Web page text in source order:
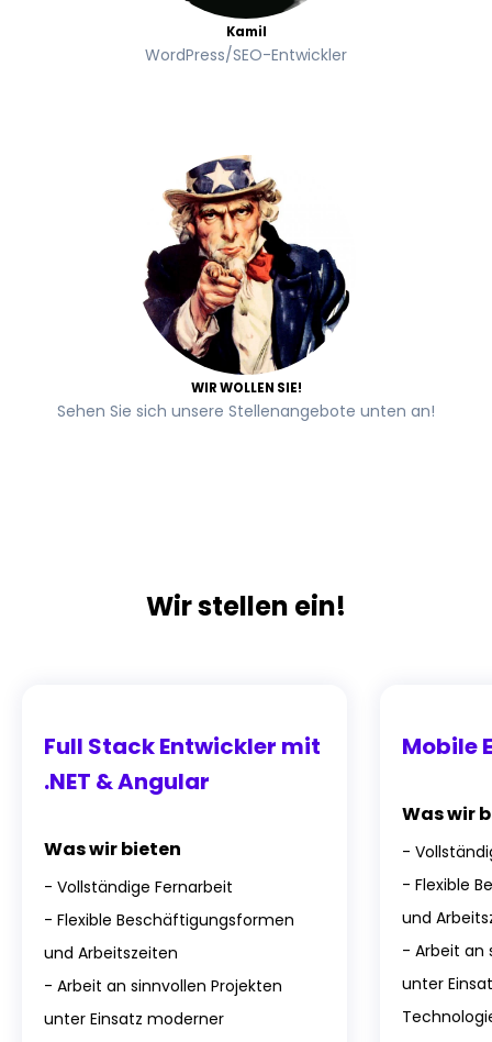
Kamil
WordPress/SEO-Entwickler
WIR WOLLEN SIE!
Sehen Sie sich unsere Stellenangebote unten an!
Wir stellen ein!
Full Stack Entwickler mit
.NET & Angular
Was wir bieten
- Vollständige Fernarbeit
- Flexible Beschäftigungsformen
und Arbeitszeiten
- Arbeit an sinnvollen Projekten
unter Einsatz moderner
Mobile
Was wir
-
- Flexible
und
- Arbeit an
unter